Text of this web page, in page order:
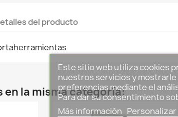
del producto
la misma categoría:
Este sitio web utiliza cookies
nuestros servicios y
preferencias mediante el
Para dar su consentimiento
Más información Personalizar